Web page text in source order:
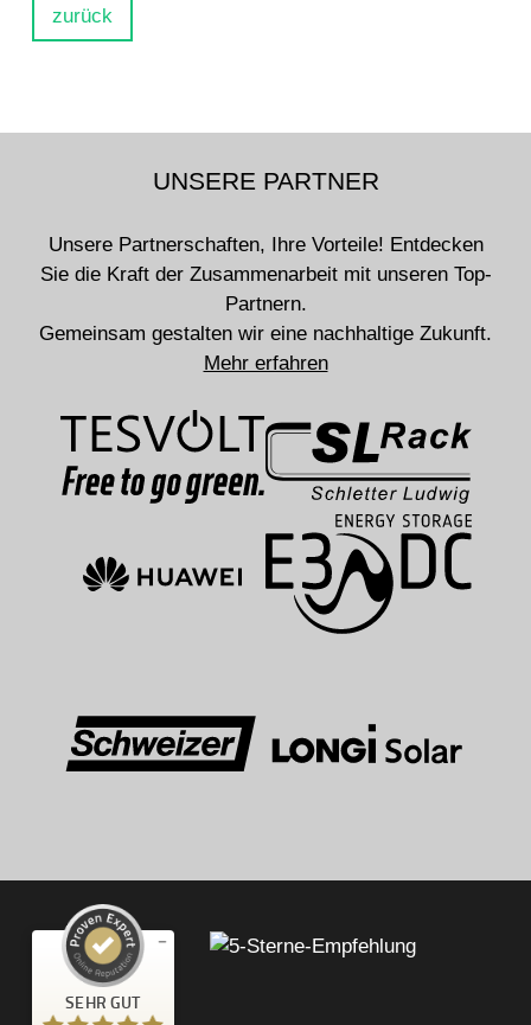
zurück
UNSERE PARTNER
Unsere Partnerschaften, Ihre Vorteile! Entdecken
Sie die Kraft der Zusammenarbeit mit unseren Top-
Partnern.
Gemeinsam gestalten wir eine nachhaltige Zukunft.
Mehr erfahren
SEHR GUT
Kundenbewertungen und Erfahrungen zu